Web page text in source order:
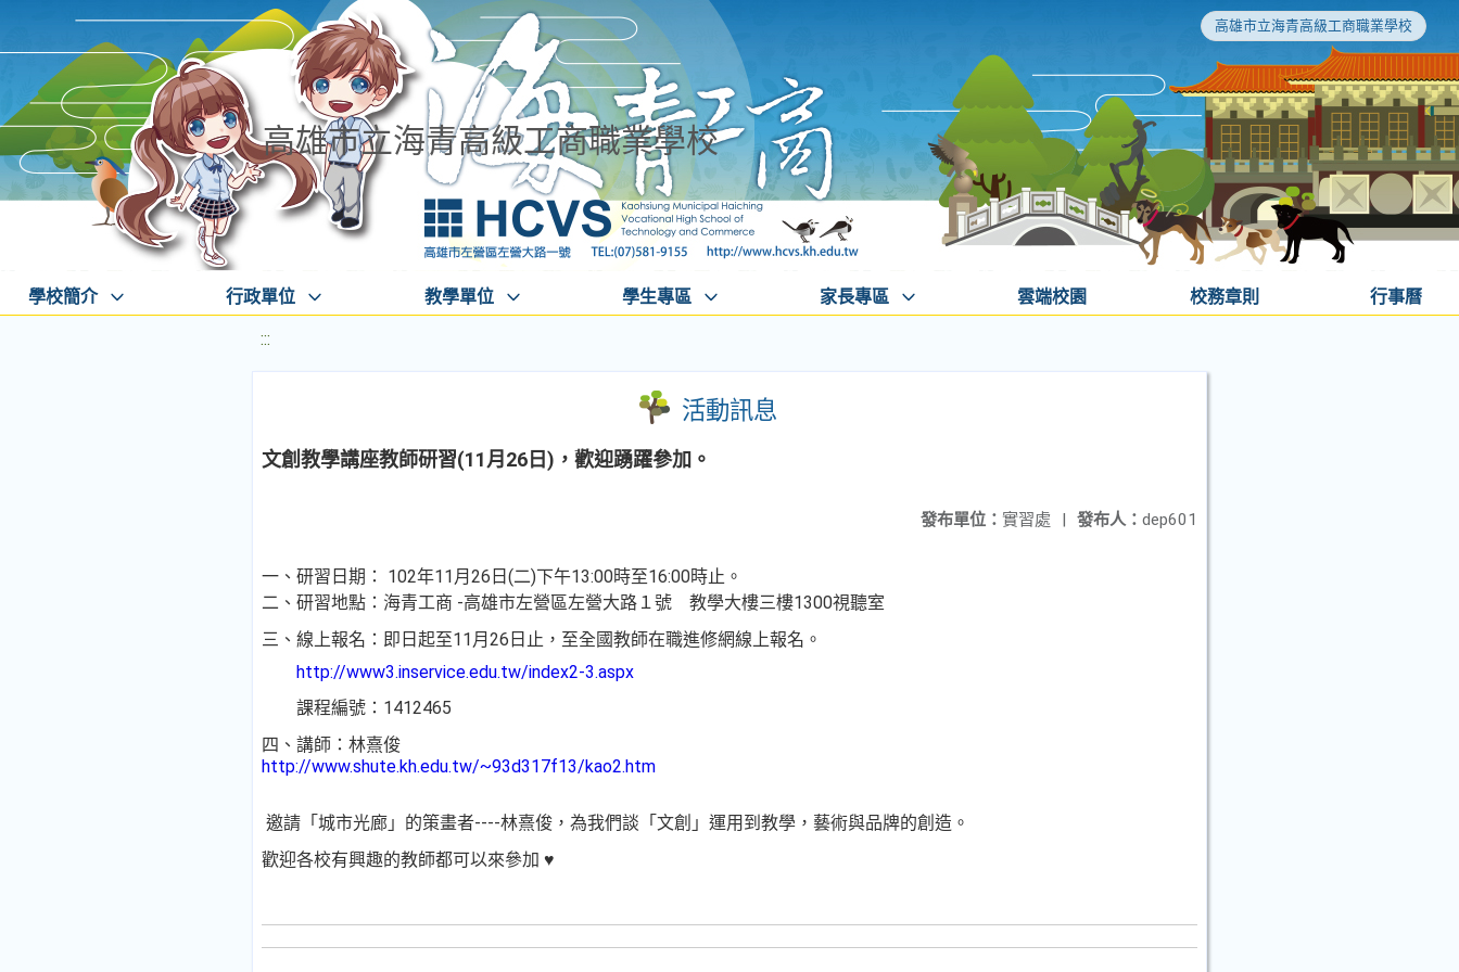
高雄市立海青高級工商職業學校
高雄市立海青高級工商職業學校
學校簡介 行政單位 教學單位 學生專區 家長專區 雲端校園 校務章則 行事曆
:::
活動訊息
文創教學講座教師研習(11月26日)，歡迎踴躍參加。
發布人： dep601
發布單位： 實習處 |
一、研習日期：
102年11月26日(二)下午13:00時至16:00時止。
二、研習地點：海青工商 -高雄市左營區左營大路１號 教學大樓三樓1300視聽室
三、線上報名：即日起至11月26日止，至全國教師在職進修網線上報名。
http://www3.inservice.edu.tw/index2-3.aspx
課程編號：1412465
四、講師：林熹俊
http://www.shute.kh.edu.tw/~93d317f13/kao2.htm
邀請「城市光廊」的策畫者----林熹俊，為我們談「文創」運用到教學，藝術與品牌的創造。
歡迎各校有興趣的教師都可以來參加 ♥